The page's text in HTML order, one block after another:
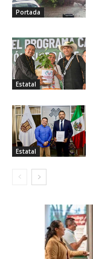
Portada
Estatal
Estatal